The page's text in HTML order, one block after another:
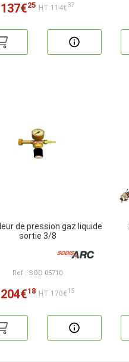
137€25 HT:114€37
de pression gaz liquide
sortie 3/8
Ref : SOD 05710
204€18 HT:170€15